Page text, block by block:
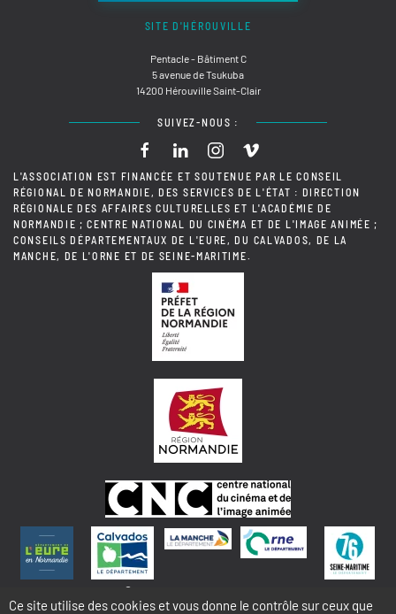
SITE D'HÉROUVILLE
Pentacle - Bâtiment C
5 avenue de Tsukuba
14200 Hérouville Saint-Clair
SUIVEZ-NOUS :
L'ASSOCIATION EST FINANCÉE ET SOUTENUE PAR LE CONSEIL
RÉGIONAL DE NORMANDIE, DES SERVICES DE L'ÉTAT : DIRECTION
RÉGIONALE DES AFFAIRES CULTURELLES ET L'ACADÉMIE DE
NORMANDIE ; CENTRE NATIONAL DU CINÉMA ET DE L'IMAGE ANIMÉE ;
CONSEILS DÉPARTEMENTAUX DE L'EURE, DU CALVADOS, DE LA
MANCHE, DE L'ORNE ET DE SEINE-MARITIME.
© 2018 NORMANDIE IMAGES
Ce site utilise des cookies et vous donne le contrôle sur ceux que